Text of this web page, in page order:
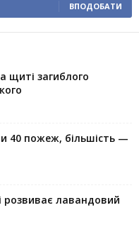
ВПОДОБАТИ
щиті загиблого
40 пожеж, більшість —
лавандовий